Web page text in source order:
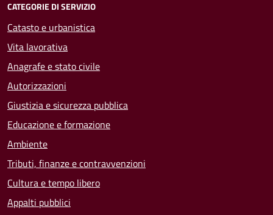
CATEGORIE DI SERVIZIO
Catasto e urbanistica
Vita lavorativa
Anagrafe e stato civile
Autorizzazioni
Giustizia e sicurezza pubblica
Educazione e formazione
Ambiente
Tributi, finanze e contravvenzioni
Cultura e tempo libero
Appalti pubblici